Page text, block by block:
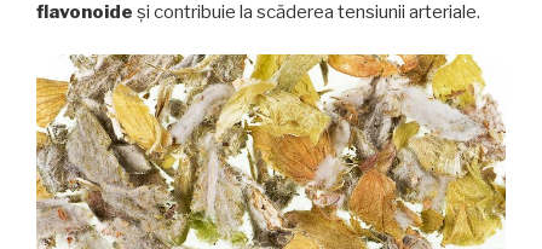
flavonoide și contribuie la scăderea tensiunii arteriale.